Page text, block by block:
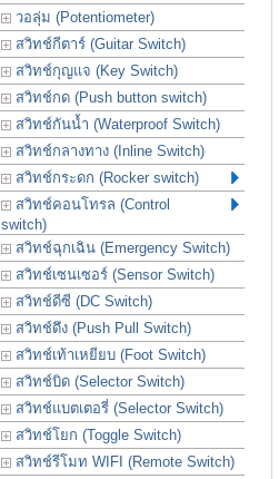
วอลุ่ม (Potentiometer)
สวิทช์กีตาร์ (Guitar Switch)
สวิทช์กุญแจ (Key Switch)
สวิทช์กด (Push button switch)
สวิทช์กันน้ำ (Waterproof Switch)
สวิทช์กลางทาง (Inline Switch)
สวิทช์กระดก (Rocker switch)
สวิทช์คอนโทรล (Control
switch)
สวิทช์ฉุกเฉิน (Emergency Switch)
สวิทช์เซนเซอร์ (Sensor Switch)
สวิทช์ดีซี (DC Switch)
สวิทช์ดึง (Push Pull Switch)
สวิทช์เท้าเหยียบ (Foot Switch)
สวิทช์บิด (Selector Switch)
สวิทช์แบตเตอรี่ (Selector Switch)
สวิทช์โยก (Toggle Switch)
สวิทช์รีโมท WIFI (Remote Switch)